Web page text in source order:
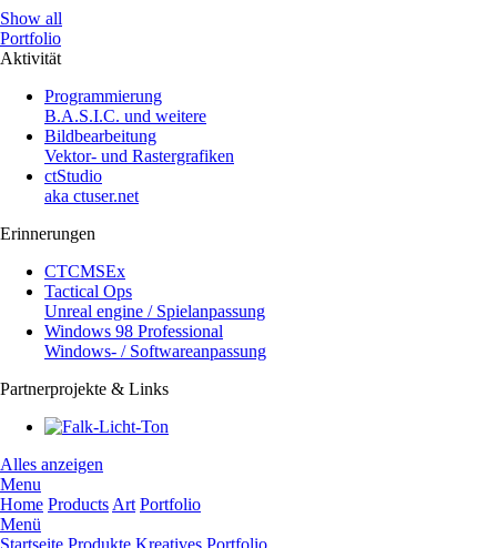
Show all
Portfolio
Aktivität
Programmierung
B.A.S.I.C. und weitere
Bildbearbeitung
Vektor- und Rastergrafiken
ctStudio
aka ctuser.net
Erinnerungen
CTCMSEx
Tactical Ops
Unreal engine / Spielanpassung
Windows 98 Professional
Windows- / Softwareanpassung
Partnerprojekte & Links
Alles anzeigen
Menu
Home Products Art Portfolio
Menü
Startseite Produkte Kreatives Portfolio